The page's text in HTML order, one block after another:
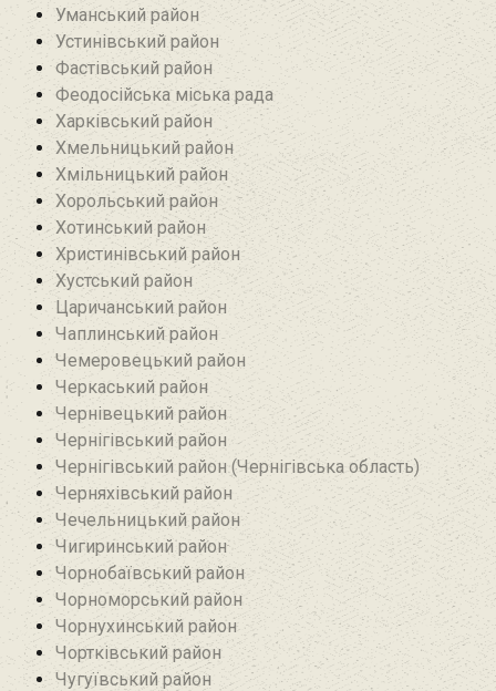
Уманський район
Устинівський район
Фастівський район
Феодосійська міська рада
Харківський район
Хмельницький район
Хмільницький район
Хорольський район
Хотинський район‎
Христинівський район
Хустський район
Царичанський район
Чаплинський район
Чемеровецький район
Черкаський район
Чернівецький район
Чернігівський район
Чернігівський район (Чернігівська область)
Черняхівський район‎
Чечельницький район
Чигиринський район
Чорнобаївський район
Чорноморський район
Чорнухинський район‎
Чортківський район
Чугуївський район